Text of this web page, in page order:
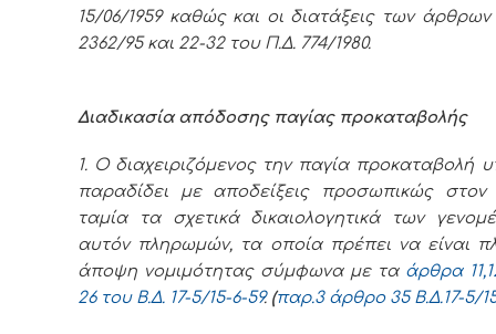
15/06/1959 καθώς και οι διατάξεις των
2362/95 και 22-32 του Π.Δ. 774/1980.
Διαδικασία απόδοσης παγίας προκαταβολής
1. Ο διαχειριζόμενος την παγία προκαταβολή
παραδίδει με αποδείξεις προσωπικώς στον
ταμία τα σχετικά δικαιολογητικά των
αυτόν πληρωμών, τα οποία πρέπει να είναι
άποψη νομιμότητας σύμφωνα με τα άρθρα
26 του Β.Δ. 17-5/15-6-59. (παρ.3 άρθρο 35 Β.Δ.17-5/